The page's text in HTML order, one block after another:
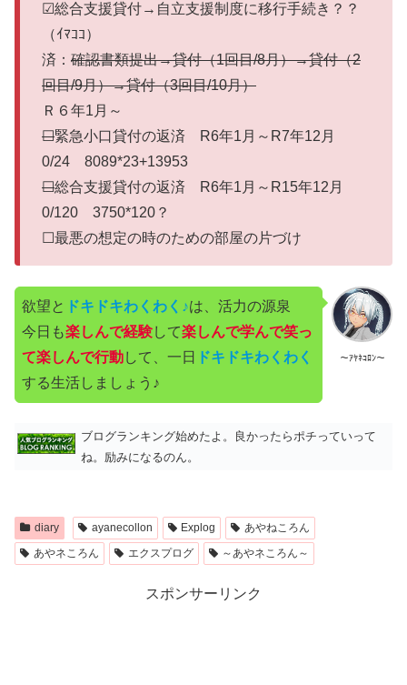
☑総合支援貸付→自立支援制度に移行手続き？？
（ｲﾏｺｺ）
済： 確認書類提出→貸付（1回目/8月）→貸付（2
回目/9月）→貸付（3回目/10月）
Ｒ６年1月～
☐緊急小口貸付の返済 R6年1月～R7年12月
0/24 8089*23+13953
☐総合支援貸付の返済 R6年1月～R15年12月
0/120 3750*120？
☐最悪の想定の時のための部屋の片づけ
～ｱﾔﾈｺﾛﾝ～
欲望と ドキドキわくわく♪は、活力の源泉
今日も楽しんで経験して楽しんで学んで笑っ
て楽しんで行動して、一日
ドキドキわくわく
する生活しましょう♪
ブログランキング始めたよ。良かったらポチっていって
ね。励みになるのん。
diary ayanecollon Explog
あやねころん
あやネころん
エクスプログ ～あやネころん～
スポンサーリンク